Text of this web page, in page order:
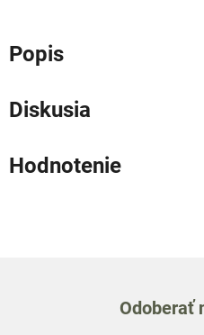
Popis
Diskusia
Hodnotenie
Odoberať